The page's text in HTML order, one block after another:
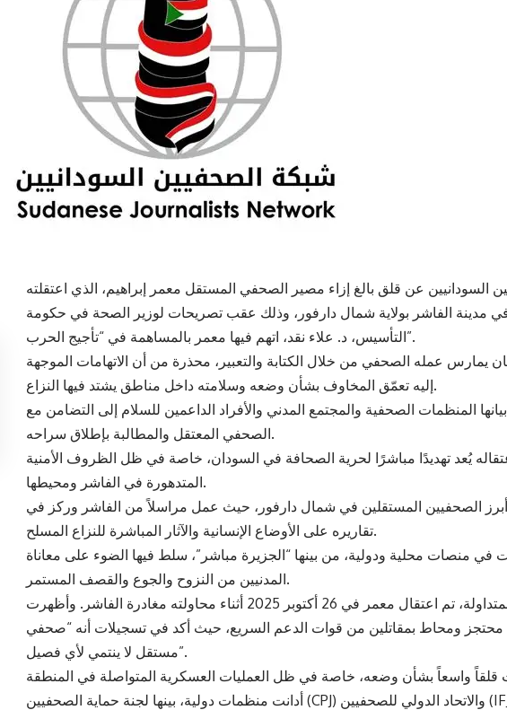
السودانيين عن قلق بالغ إزاء مصير الصحفي المستقل معمر إبراهيم، الذي اعتقلته
مدينة الفاشر بولاية شمال دارفور، وذلك عقب تصريحات لوزير الصحة في حكومة
التأسيس، د. علاء نقد، اتهم فيها معمر بالمساهمة في “تأجيج الحرب”.
يمارس عمله الصحفي من خلال الكتابة والتعبير، محذرة من أن الاتهامات الموجهة
إليه تعمّق المخاوف بشأن وضعه وسلامته داخل مناطق يشتد فيها النزاع.
المنظمات الصحفية والمجتمع المدني والأفراد الداعمين للسلام إلى التضامن مع
الصحفي المعتقل والمطالبة بإطلاق سراحه.
يُعد تهديدًا مباشرًا لحرية الصحافة في السودان، خاصة في ظل الظروف الأمنية
المتدهورة في الفاشر ومحيطها.
أبرز الصحفيين المستقلين في شمال دارفور، حيث عمل مراسلاً من الفاشر وركز في
تقاريره على الأوضاع الإنسانية والآثار المباشرة للنزاع المسلح.
في منصات محلية ودولية، من بينها “الجزيرة مباشر”، سلط فيها الضوء على معاناة
المدنيين من النزوح والجوع والقصف المستمر.
ووفقاً للمعلومات المتداولة، تم اعتقال معمر في 26 أكتوبر 2025 أثناء محاولته مغادرة الفاشر. وأظهرت
ومحاط بمقاتلين من قوات الدعم السريع، حيث أكد في تسجيلات أنه “صحفي
مستقل لا ينتمي لأي فصيل”.
أدانت منظمات دولية، بينها لجنة حماية الصحفيين (CPJ) والاتحاد الدولي للصحفيين (IFJ)، اعتقال معمر إبراهيم،